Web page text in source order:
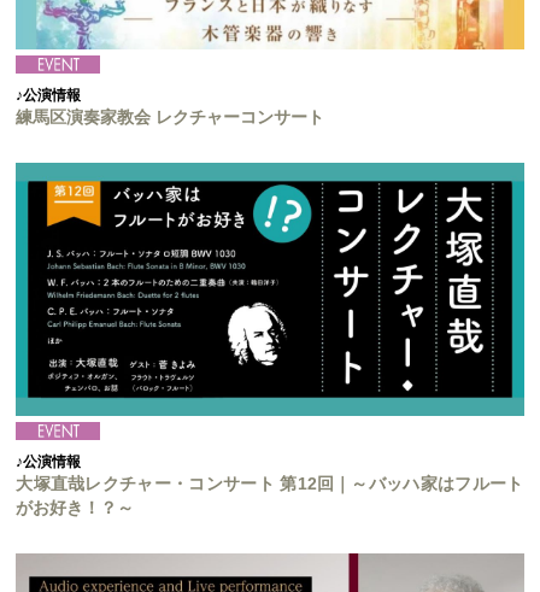
♪公演情報
練馬区演奏家教会 レクチャーコンサート
♪公演情報
大塚直哉レクチャー・コンサート 第12回｜～バッハ家はフルート
がお好き！？～